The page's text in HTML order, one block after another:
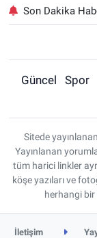
Son Dakika
Güncel Spor
Sitede
Yayınlanan
tüm harici linkler
köşe yazıları ve
herhangi bir
İletişim